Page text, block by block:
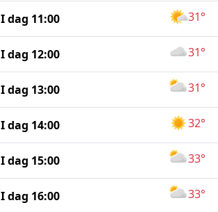
I dag 11:00 31°
I dag 12:00 31°
I dag 13:00 31°
I dag 14:00 32°
I dag 15:00 33°
I dag 16:00 33°